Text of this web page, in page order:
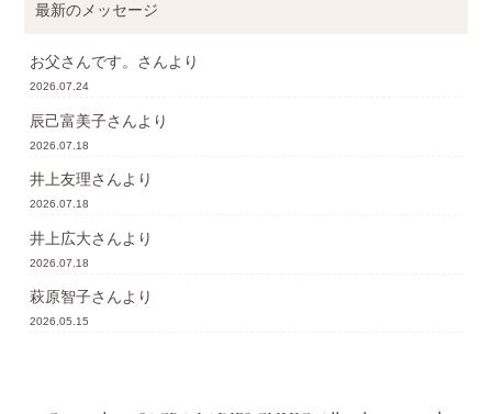
最新のメッセージ
お父さんです。 さんより
2026.07.24
辰己富美子さんより
2026.07.18
井上友理さんより
2026.07.18
井上広大さんより
2026.07.18
萩原智子さんより
2026.05.15